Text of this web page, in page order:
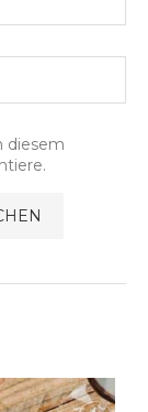
diesem